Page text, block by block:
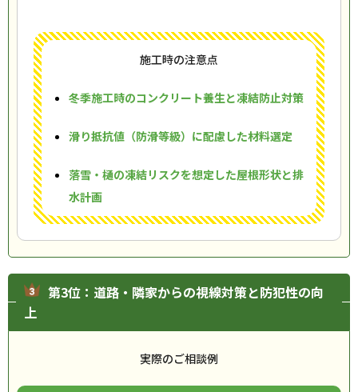
施工時の注意点
冬季施工時のコンクリート養生と凍結防止対策
滑り抵抗値（防滑等級）に配慮した材料選定
落雪・樋の凍結リスクを想定した屋根形状と排
水計画
第3位：道路・隣家からの視線対策と防犯性の向
上
実際のご相談例